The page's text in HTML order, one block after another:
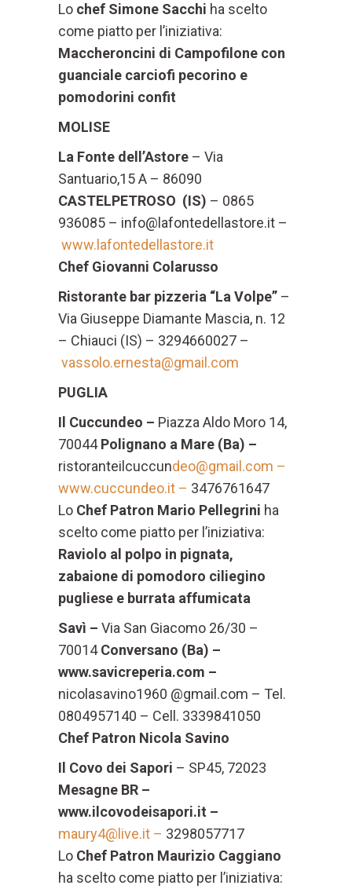
Lo chef Simone Sacchi ha scelto
come piatto per l’iniziativa:
Maccheroncini di Campofilone con
guanciale carciofi pecorino e
pomodorini confit
MOLISE
La Fonte dell’Astore – Via
Santuario,15 A – 86090
CASTELPETROSO (IS) – 0865
936085 – info@lafontedellastore.it –
www.lafontedellastore.it
Chef Giovanni Colarusso
Ristorante bar pizzeria “La Volpe” –
Via Giuseppe Diamante Mascia, n. 12
– Chiauci (IS) – 3294660027 –
vassolo.ernesta@gmail.com
PUGLIA
Il Cuccundeo – Piazza Aldo Moro 14,
70044Polignano a Mare (Ba) –
ristoranteilcuccundeo@gmail.com –
www.cuccundeo.it – 3476761647
Lo Chef Patron Mario Pellegrini ha
scelto come piatto per l’iniziativa:
Raviolo al polpo in pignata,
zabaione di pomodoro ciliegino
pugliese e burrata affumicata
Savì – Via San Giacomo 26/30 –
70014Conversano (Ba) –
www.savicreperia.com –
nicolasavino1960 @gmail.com – Tel.
0804957140 – Cell. 3339841050
Chef Patron Nicola Savino
Il Covo dei Sapori – SP45, 72023
Mesagne BR –
www.ilcovodeisapori.it –
maury4@live.it – 3298057717
Lo Chef Patron Maurizio Caggiano
ha scelto come piatto per l’iniziativa: